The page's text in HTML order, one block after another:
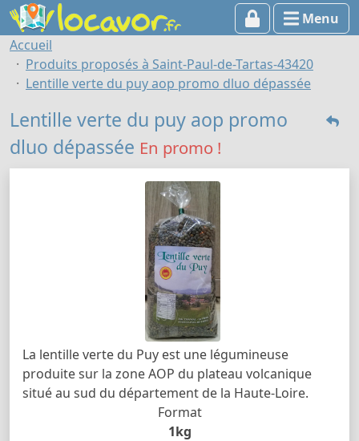
Menu
Accueil
Produits proposés à Saint-Paul-de-Tartas-43420
Lentille verte du puy aop promo dluo dépassée
Lentille verte du puy aop promo
dluo dépassée En promo !
La lentille verte du Puy est une légumineuse
produite sur la zone AOP du plateau volcanique
situé au sud du département de la Haute-Loire.
Format
1kg